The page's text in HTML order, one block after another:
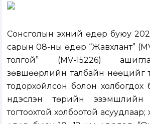
Сонсголын эхний өдөр буюу
сарын 08-ны өдөр “Жавхлант”
толгой” (MV-15226)
зөвшөөрлийн талбайн нөөцийг
тодорхойлсон болон холбогдох
үндэслэн төрийн эзэмшлийн
тогтоохтой холбоотой асуудлаар;